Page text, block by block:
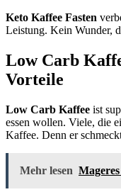
Keto Kaffee Fasten
Leistung. Kein Wunder,
Low Carb
Vorteile
Low Carb Kaffee ist
essen wollen. Viele, die
Kaffee. Denn er
Mehr lesen